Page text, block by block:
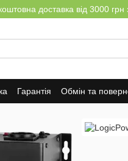
доставка від 3000
Гарантія Обмін та